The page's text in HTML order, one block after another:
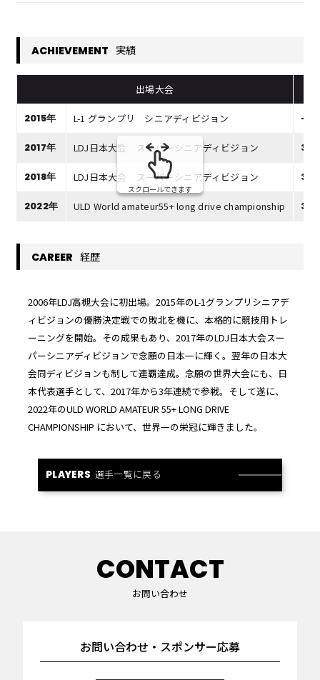
ACHIEVEMENT 実績
出場大会
2015年 L-1 グランプリ シニアディビジョン -
2017年 LDJ日本大会 スーパーシニアディビジョン
2018年 LDJ日本大会 スーパーシニアディビジョン
2022年 ULD World amateur55+ long drive championship
スクロールできます
CAREER 経歴
2006年LDJ高槻大会に初出場。2015年のL-1グランプリシニアデ
ィビジョンの優勝決定戦での敗北を機に、本格的に競技用トレ
ーニングを開始。その成果もあり、2017年のLDJ日本大会スー
パーシニアディビジョンで念願の日本一に輝く。翌年の日本大
会同ディビジョンも制して連覇達成。念願の世界大会にも、日
本代表選手として、2017年から3年連続で参戦。そして遂に、
2022年のULD WORLD AMATEUR 55+ LONG DRIVE
CHAMPIONSHIP において、世界一の栄冠に輝きました。
PLAYERS 選手一覧に戻る
CONTACT
お問い合わせ
お問い合わせ・スポンサー応募